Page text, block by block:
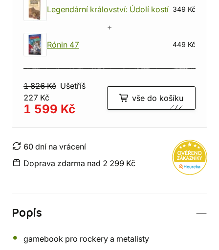
Legendární království: Údolí kostí 349 Kč
+
Rónin 47
449 Kč
1 826 Kč Ušetříš
227 Kč
1 599 Kč
vše do košíku
60 dní na vrácení
Doprava zdarma nad 2 299 Kč
Popis
gamebook pro rockery a metalisty